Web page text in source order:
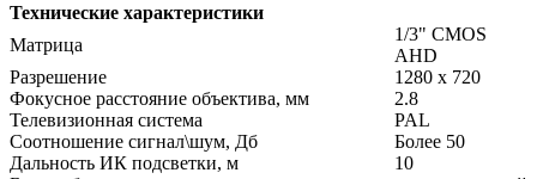
Технические характеристики
Матрица
1/3" CMOS
AHD
Разрешение
1280 х 720
Фокусное расстояние объектива, мм
2.8
Телевизионная система
PAL
Соотношение сигнал\шум, Дб
Более 50
Дальность ИК подсветки, м
10